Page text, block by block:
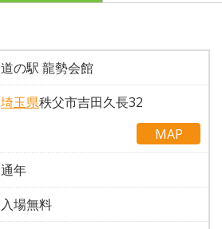
道の駅 龍勢会館
埼玉県秩父市吉田久長32
MAP
通年
入場無料